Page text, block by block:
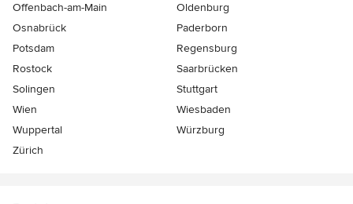
Offenbach-am-Main
Oldenburg
Osnabrück
Paderborn
Potsdam
Regensburg
Rostock
Saarbrücken
Solingen
Stuttgart
Wien
Wiesbaden
Wuppertal
Würzburg
Zürich